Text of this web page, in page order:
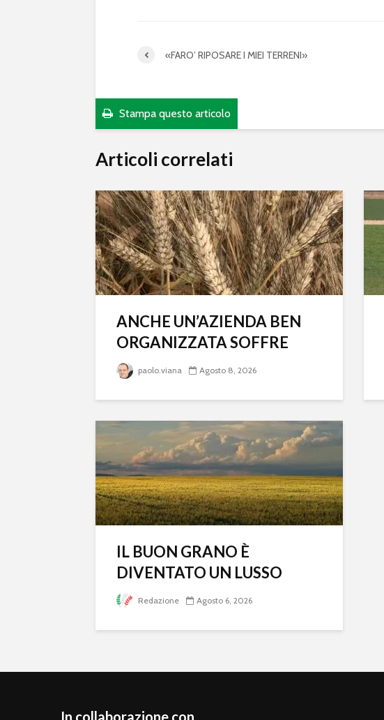
«FARO’ RIPOSARE I MIEI TERRENI»
Stampa questo articolo
Articoli correlati
ANCHE UN’AZIENDA BEN
ORGANIZZATA SOFFRE
paolo.viana Agosto 8, 2026
IL BUON GRANO È
DIVENTATO UN LUSSO
Redazione Agosto 6, 2026
In collaborazione con